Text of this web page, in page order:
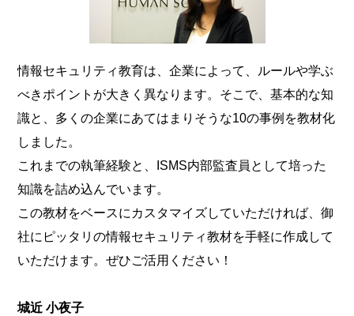
情報セキュリティ教育は、企業によって、ルールや学ぶ
べきポイントが大きく異なります。そこで、基本的な知
識と、多くの企業にあてはまりそうな10の事例を教材化
しました。
これまでの執筆経験と、ISMS内部監査員として培った
知識を詰め込んでいます。
この教材をベースにカスタマイズしていただければ、御
社にピッタリの情報セキュリティ教材を手軽に作成して
いただけます。ぜひご活用ください！
城近 小夜子